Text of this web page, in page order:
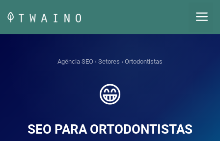
para
o
Agência SEO › Setores › Ortodontistas
😁
SEO PARA ORTODONTISTAS